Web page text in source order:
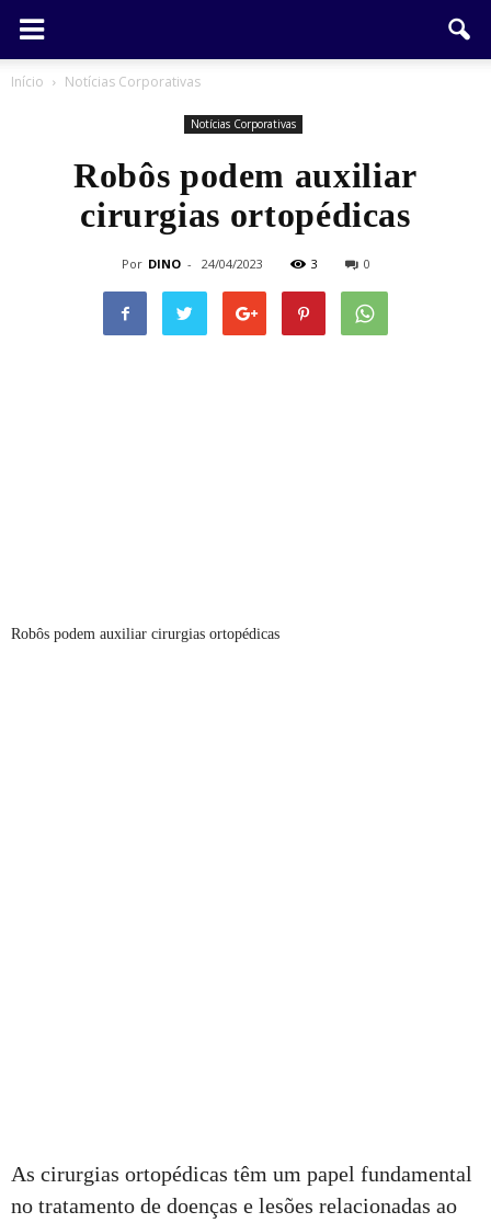
Início Notícias Corporativas
Notícias Corporativas
Robôs podem auxiliar
cirurgias ortopédicas
Por DINO - 24/04/2023 3 0
Robôs podem auxiliar cirurgias ortopédicas
As cirurgias ortopédicas têm um papel fundamental
no tratamento de doenças e lesões relacionadas ao